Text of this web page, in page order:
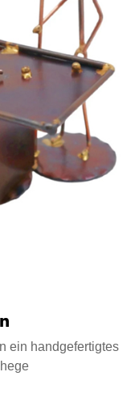
ein handgefertigtes